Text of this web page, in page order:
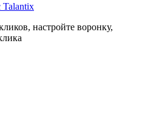
Talantix
настройте воронку,